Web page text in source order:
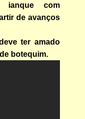
ianque com
de avanços
ter amado
botequim.